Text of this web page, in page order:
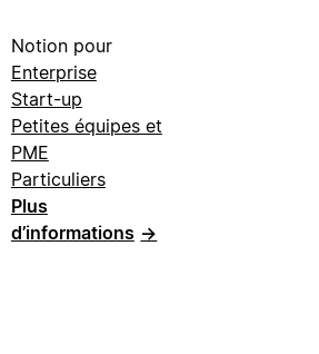
Notion pour
Enterprise
Start-up
Petites équipes et
PME
Particuliers
Plus
d’informations →